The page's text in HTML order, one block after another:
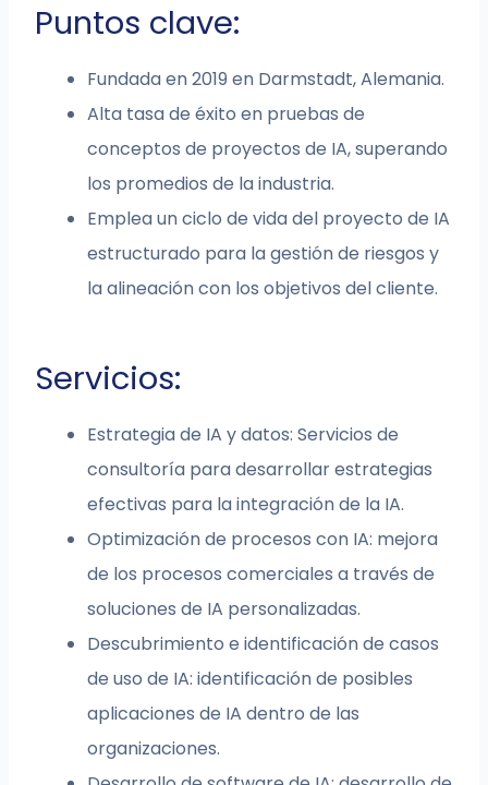
Puntos clave:
Fundada en 2019 en Darmstadt, Alemania.
Alta tasa de éxito en pruebas de
conceptos de proyectos de IA, superando
los promedios de la industria.
Emplea un ciclo de vida del proyecto de IA
estructurado para la gestión de riesgos y
la alineación con los objetivos del cliente.
Servicios:
Estrategia de IA y datos: Servicios de
consultoría para desarrollar estrategias
efectivas para la integración de la IA.
Optimización de procesos con IA: mejora
de los procesos comerciales a través de
soluciones de IA personalizadas.
Descubrimiento e identificación de casos
de uso de IA: identificación de posibles
aplicaciones de IA dentro de las
organizaciones.